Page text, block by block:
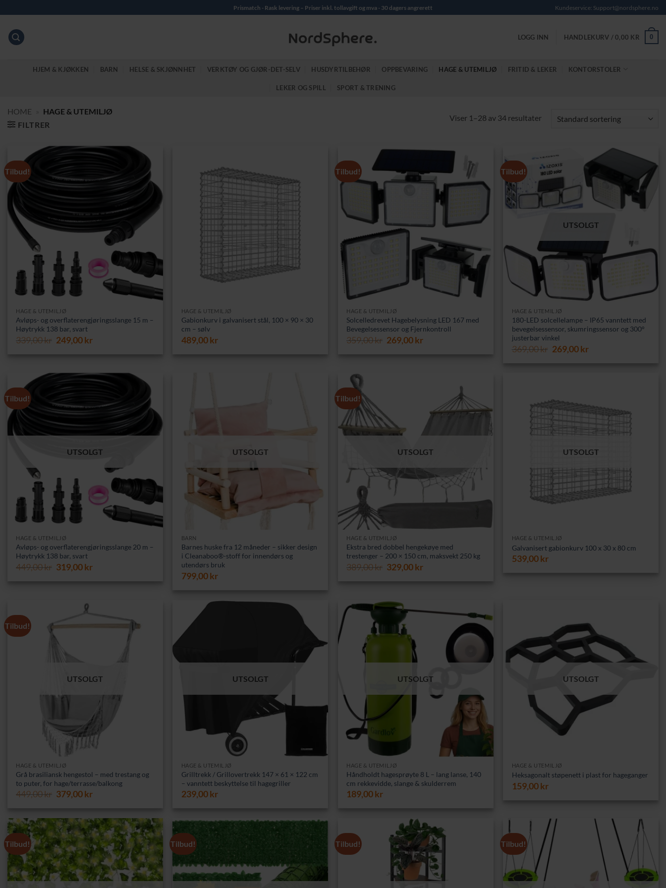
to
content
Prismatch - Rask levering – Priser inkl. tollavgift og mva - 30 dagers angrerett Kundeservice: Support@nordsphere.no
LOGG INN HANDLEKURV /0,00 KR 0
HJEM & KJØKKEN BARN HELSE & SKJØNNHET VERKTØY OG GJØR-DET-SELV HUSDYRTILBEHØR OPPBEVARING HAGE & UTEMILJØ FRITID & LEKER KONTORSTOLER
LEKER OG SPILL SPORT & TRENING
HOME
HAGE & UTEMILJØ
FILTRER
Viser 1–28 av 34 resultater
Tilbud!
HAGE & UTEMILJØ
Avløps- og overflaterengjøringsslange 15 m –
Høytrykk 138 bar, svart
339,00kr Opprinnelig
249,00krNåværende
HAGE & UTEMILJØ
Gabionkurv i galvanisert stål, 100 × 90 × 30
cm – sølv
489,00kr
Tilbud!
HAGE & UTEMILJØ
Solcelledrevet Hagebelysning LED 167 med
Bevegelsessensor og Fjernkontroll
359,00kr Opprinnelig
269,00krNåværende
Tilbud!
UTSOLGT
HAGE & UTEMILJØ
180-LED solcellelampe – IP65 vanntett med
bevegelsessensor, skumringssensor og 300°
justerbar vinkel
369,00kr Opprinnelig
269,00krNåværende
Tilbud!
UTSOLGT
HAGE & UTEMILJØ
Avløps- og overflaterengjøringsslange 20 m –
Høytrykk 138 bar, svart
449,00kr Opprinnelig
319,00krNåværende
UTSOLGT
BARN
Barnes huske fra 12 måneder – sikker design
i Cleanaboo®-stoff for innendørs og
utendørs bruk
799,00kr
Tilbud!
UTSOLGT
HAGE & UTEMILJØ
Ekstra bred dobbel hengekøye med
trestenger – 200 × 150 cm, maksvekt 250 kg
389,00kr Opprinnelig
329,00krNåværende
UTSOLGT
HAGE & UTEMILJØ
Galvanisert gabionkurv 100 x 30 x 80 cm
539,00kr
Tilbud!
UTSOLGT
HAGE & UTEMILJØ
Grå brasiliansk hengestol – med trestang og
to puter, for hage/terrasse/balkong
449,00kr Opprinnelig
449,00 kr.
379,00krNåværende
379,00 kr.
UTSOLGT
HAGE & UTEMILJØ
Grilltrekk / Grillovertrekk 147 × 61 × 122 cm
– vanntett beskyttelse til hagegriller
239,00kr
UTSOLGT
HAGE & UTEMILJØ
Håndholdt hagesprøyte 8 L – lang lanse, 140
cm rekkevidde, slange & skulderrem
189,00kr
UTSOLGT
HAGE & UTEMILJØ
Heksagonalt støpenett i plast for hageganger
159,00kr
Tilbud! Tilbud! Tilbud! Tilbud!